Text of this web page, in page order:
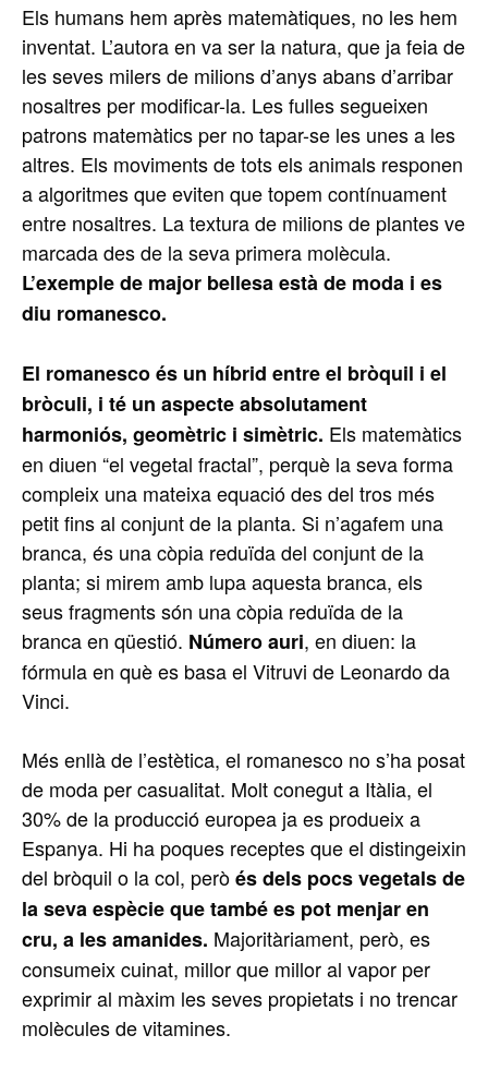
Els humans hem après matemàtiques, no les hem
inventat. L’autora en va ser la natura, que ja feia de
les seves milers de milions d’anys abans d’arribar
nosaltres per modificar-la. Les fulles segueixen
patrons matemàtics per no tapar-se les unes a les
altres. Els moviments de tots els animals responen
a algoritmes que eviten que topem contínuament
entre nosaltres. La textura de milions de plantes ve
marcada des de la seva primera molècula.
L’exemple de major bellesa està de moda i es
diu romanesco.
El romanesco és un híbrid entre el bròquil i el
bròculi, i té un aspecte absolutament
harmoniós, geomètric i simètric. Els matemàtics
en diuen “el vegetal fractal”, perquè la seva forma
compleix una mateixa equació des del tros més
petit fins al conjunt de la planta. Si n’agafem una
branca, és una còpia reduïda del conjunt de la
planta; si mirem amb lupa aquesta branca, els
seus fragments són una còpia reduïda de la
branca en qüestió. Número auri, en diuen: la
fórmula en què es basa el Vitruvi de Leonardo da
Vinci.
Més enllà de l’estètica, el romanesco no s’ha posat
de moda per casualitat. Molt conegut a Itàlia, el
30% de la producció europea ja es produeix a
Espanya. Hi ha poques receptes que el distingeixin
del bròquil o la col, peròés dels pocs vegetals de
la seva espècie que també es pot menjar en
cru, a les amanides. Majoritàriament, però, es
consumeix cuinat, millor que millor al vapor per
exprimir al màxim les seves propietats i no trencar
molècules de vitamines.